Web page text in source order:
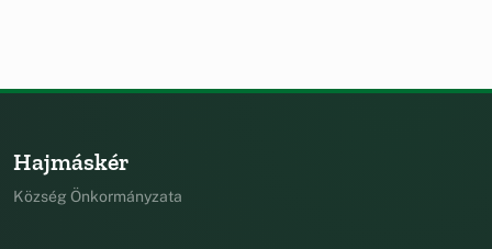
Hajmáskér
Község Önkormányzata